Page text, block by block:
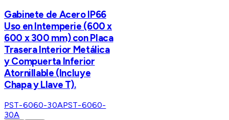
Gabinete de Acero IP66
Uso en Intemperie (600 x
600 x 300 mm) con Placa
Trasera Interior Metálica
y Compuerta Inferior
Atornillable (Incluye
Chapa y Llave T).
PST-6060-30APST-6060-
30A